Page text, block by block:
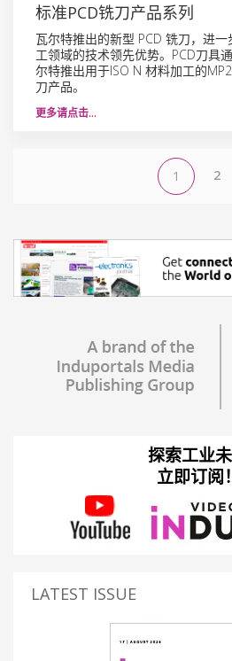
标准PCD铣刀产品系列
瓦尔特推出的新型 PCD 铣刀，进
工领域的技术领先优势。PCD刀具
尔特推出用于ISO N 材料加工的
刀产品。
更多请点击…
1 2
探索工业
立即订阅！
LATEST ISSUE